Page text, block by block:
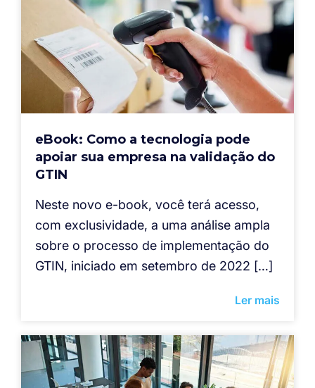
eBook: Como a tecnologia pode
apoiar sua empresa na validação do
GTIN
Neste novo e-book, você terá acesso,
com exclusividade, a uma análise ampla
sobre o processo de implementação do
GTIN, iniciado em setembro de 2022 […]
Ler mais